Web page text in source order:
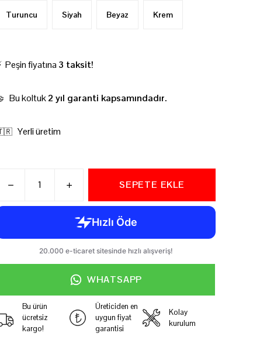
Turuncu Siyah Beyaz Krem
Peşin fiyatına 3 taksit!
Bu koltuk2 yıl garanti kapsamındadır.
Yerli üretim
SEPETE EKLE
WHATSAPP
Bu ürün
ücretsiz
kargo!
Üreticiden en
uygun fiyat
garantisi
Kolay
kurulum